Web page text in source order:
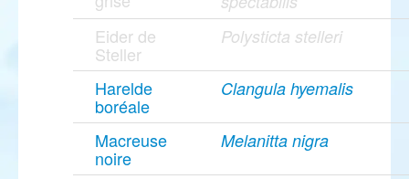
Eider de
Steller
Polysticta stelleri
Harelde
boréale
Clangula hyemalis
Macreuse
noire
Melanitta nigra